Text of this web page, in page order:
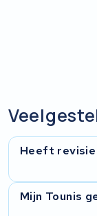
Schwinn
Tounis
Heeft revisie
Vrijwel altijd.
de cellen te
Mijn Tounis